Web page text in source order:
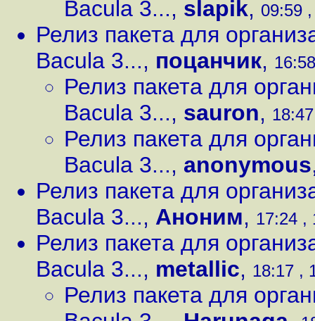
Bacula 3..., slapik, 09:59
Релиз пакета для
Bacula 3..., поцанчик,
Релиз пакета для
Bacula 3..., sauron,
Релиз пакета для
Bacula 3..., anonymous
Релиз пакета для
Bacula 3..., Аноним, 17:24 ,
Релиз пакета для
Bacula 3..., metallic, 18:17 ,
Релиз пакета для